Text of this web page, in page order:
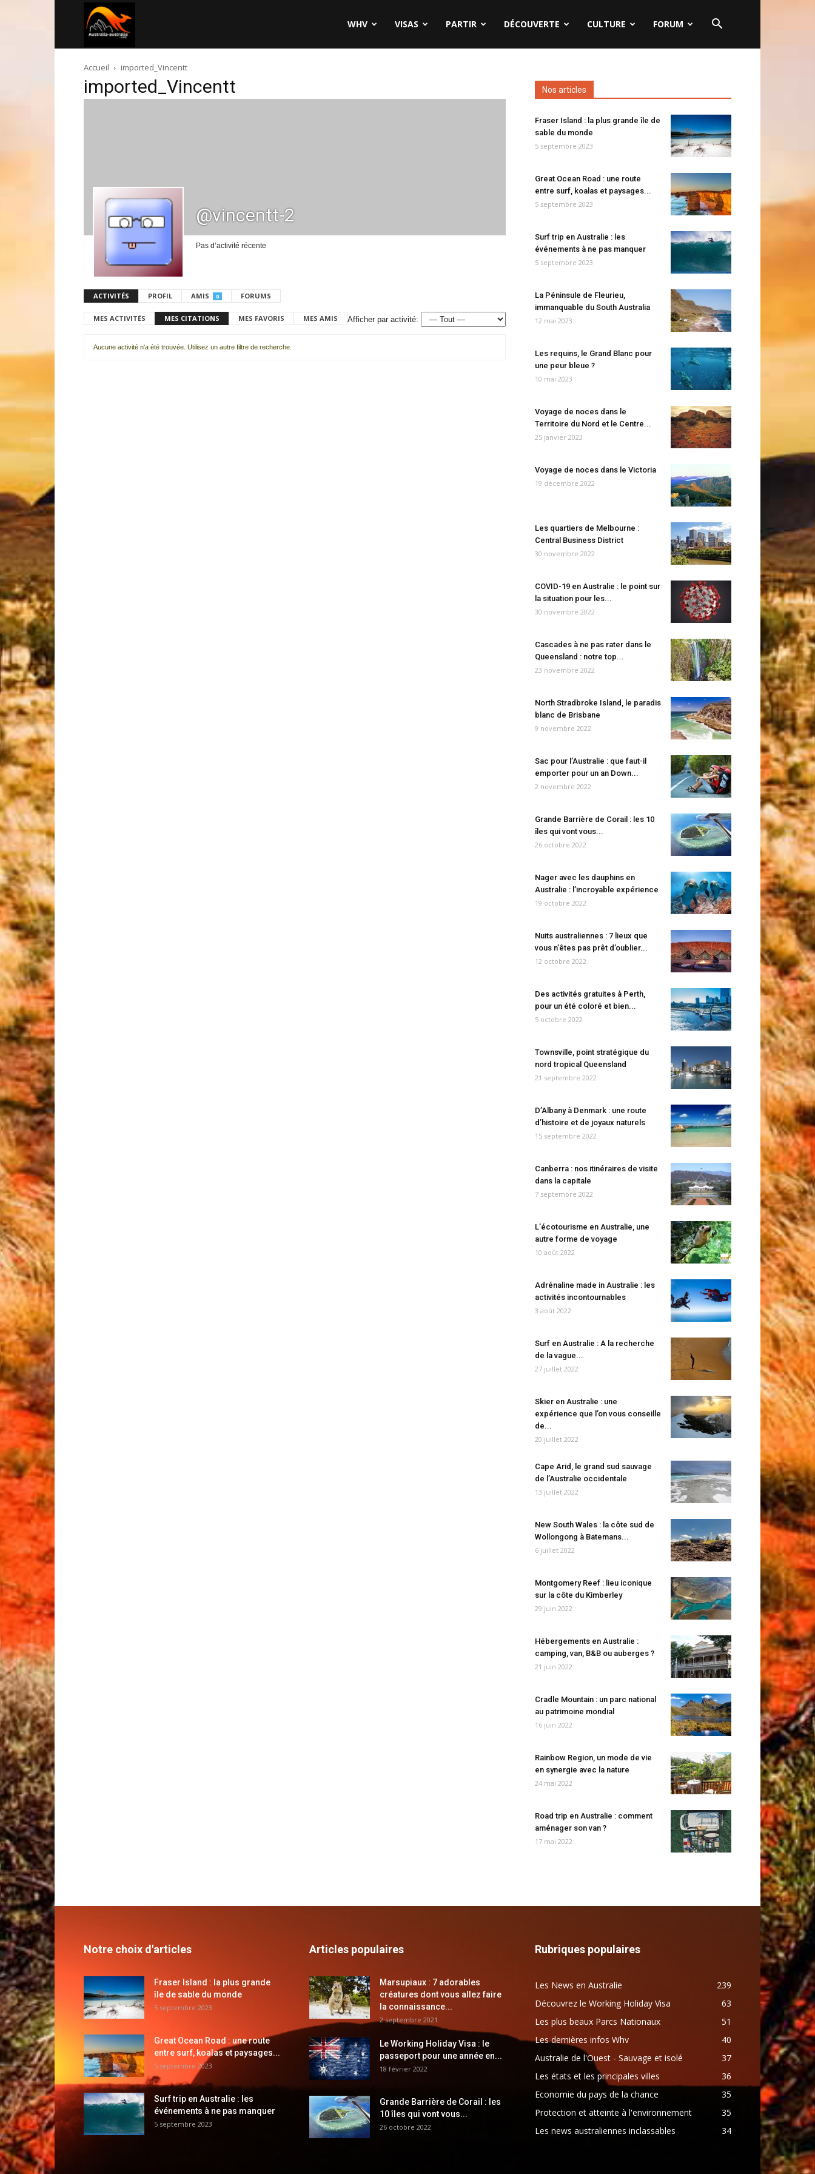
australie.com
WHV VISAS PARTIR DÉCOUVERTE CULTURE FORUM
Accueil imported_Vincentt
imported_Vincentt
@vincentt-2
Pas d’activité récente
ACTIVITÉS PROFIL AMIS 0 FORUMS
MES ACTIVITÉS MES CITATIONS MES FAVORIS MES AMIS Afficher par activité:
Aucune activité n'a été trouvée. Utilisez un autre filtre de recherche.
Nos articles
Fraser Island : la plus grande île de
sable du monde
5 septembre 2023
Great Ocean Road : une route
entre surf, koalas et paysages...
5 septembre 2023
Surf trip en Australie : les
événements à ne pas manquer
5 septembre 2023
La Péninsule de Fleurieu,
immanquable du South Australia
12 mai 2023
Les requins, le Grand Blanc pour
une peur bleue ?
10 mai 2023
Voyage de noces dans le
Territoire du Nord et le Centre...
25 janvier 2023
Voyage de noces dans le Victoria
19 décembre 2022
Les quartiers de Melbourne :
Central Business District
30 novembre 2022
COVID-19 en Australie : le point sur
la situation pour les...
30 novembre 2022
Cascades à ne pas rater dans le
Queensland : notre top...
23 novembre 2022
North Stradbroke Island, le paradis
blanc de Brisbane
9 novembre 2022
Sac pour l’Australie : que faut-il
emporter pour un an Down...
2 novembre 2022
Grande Barrière de Corail : les 10
îles qui vont vous...
26 octobre 2022
Nager avec les dauphins en
Australie : l’incroyable expérience
19 octobre 2022
Nuits australiennes : 7 lieux que
vous n’êtes pas prêt d’oublier...
12 octobre 2022
Des activités gratuites à Perth,
pour un été coloré et bien...
5 octobre 2022
Townsville, point stratégique du
nord tropical Queensland
21 septembre 2022
D’Albany à Denmark : une route
d’histoire et de joyaux naturels
15 septembre 2022
Canberra : nos itinéraires de visite
dans la capitale
7 septembre 2022
L’écotourisme en Australie, une
autre forme de voyage
10 août 2022
Adrénaline made in Australie : les
activités incontournables
3 août 2022
Surf en Australie : A la recherche
de la vague...
27 juillet 2022
Skier en Australie : une
expérience que l’on vous conseille
de...
20 juillet 2022
Cape Arid, le grand sud sauvage
de l’Australie occidentale
13 juillet 2022
New South Wales : la côte sud de
Wollongong à Batemans...
6 juillet 2022
Montgomery Reef : lieu iconique
sur la côte du Kimberley
29 juin 2022
Hébergements en Australie :
camping, van, B&B ou auberges ?
21 juin 2022
Cradle Mountain : un parc national
au patrimoine mondial
16 juin 2022
Rainbow Region, un mode de vie
en synergie avec la nature
24 mai 2022
Road trip en Australie : comment
aménager son van ?
17 mai 2022
Notre choix d'articles
Fraser Island : la plus grande
île de sable du monde
5 septembre 2023
Great Ocean Road : une route
entre surf, koalas et paysages...
5 septembre 2023
Surf trip en Australie : les
événements à ne pas manquer
5 septembre 2023
Articles populaires
Marsupiaux : 7 adorables
créatures dont vous allez faire
la connaissance...
2 septembre 2021
Le Working Holiday Visa : le
passeport pour une année en...
18 février 2022
Grande Barrière de Corail : les
10 îles qui vont vous...
26 octobre 2022
Rubriques populaires
Les News en Australie
239
Découvrez le Working Holiday Visa
63
Les plus beaux Parcs Nationaux
51
Les dernières infos Whv
40
Australie de l'Ouest - Sauvage et isolé
37
Les états et les principales villes
36
Economie du pays de la chance
35
Protection et atteinte à l'environnement
35
Les news australiennes inclassables
34